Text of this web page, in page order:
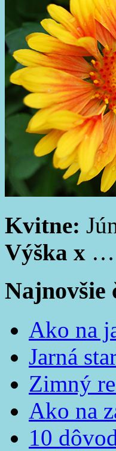
Kvitne:
Výška x …
Najnovšie
Ako na
Jarná
Zimný
Ako na
10